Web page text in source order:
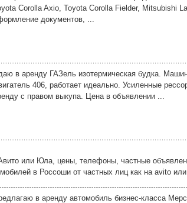
Corolla Axio, Toyota Corolla Fielder, Mitsubishi
документов, ...
в аренду ГАЗель изотермическая будка.
406, работает идеально. Усиленные
с правом выкупа. Цена в объявлении ...
или Юла, цены, телефоны, частные
в Россоши от частных лиц как на avito или
в аренду автомобиль бизнес-класса